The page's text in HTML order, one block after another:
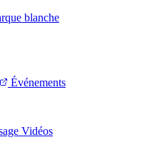
blanche
Événements
Vidéos